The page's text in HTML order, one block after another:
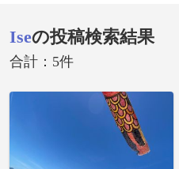
Iseの投稿検索結果
合計：5件